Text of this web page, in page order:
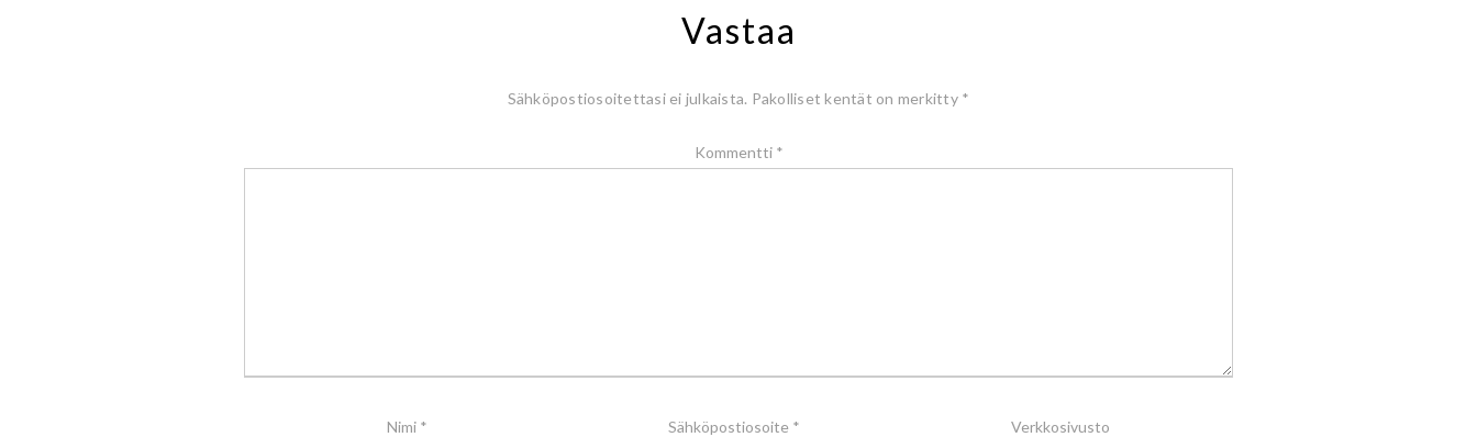
Vastaa
Sähköpostiosoitettasi ei julkaista. Pakolliset kentät on merkitty *
Kommentti *
Nimi * Sähköpostiosoite * Verkkosivusto